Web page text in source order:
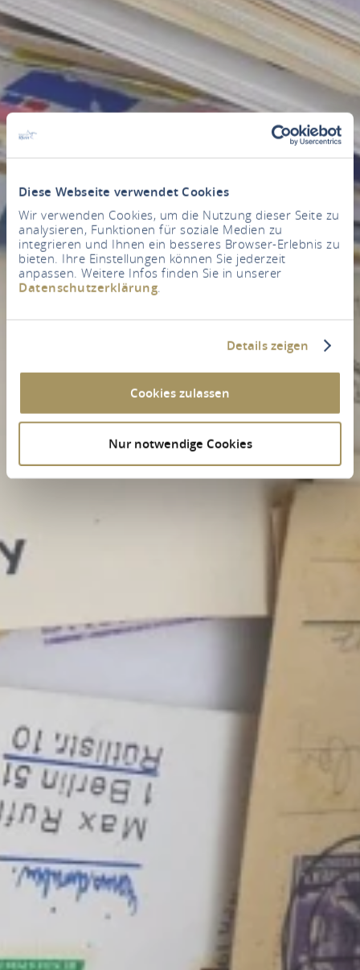
Diese Webseite verwendet Cookies
Wir verwenden Cookies, um die Nutzung dieser Seite zu
analysieren, Funktionen für soziale Medien zu
integrieren und Ihnen ein besseres Browser-Erlebnis zu
bieten. Ihre Einstellungen können Sie jederzeit
anpassen. Weitere Infos finden Sie in unserer
Datenschutzerklärung.
Details zeigen
Cookies zulassen
Nur notwendige Cookies